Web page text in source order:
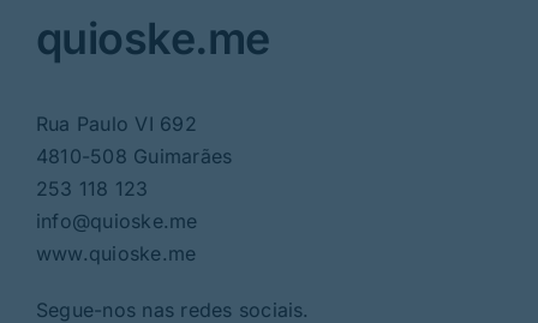
quioske.me
Rua Paulo VI 692
4810-508 Guimarães
253 118 123
info@quioske.me
www.quioske.me
Segue-nos nas redes sociais.